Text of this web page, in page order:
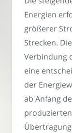
Energien
größerer
Strecken.
Verbindung
eine
der
ab Anfang